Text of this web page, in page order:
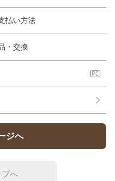
払い方法
・交換
ジへ
プへ